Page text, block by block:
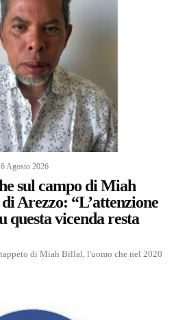
6 Agosto 2026
sul campo di Miah
Arezzo: “L’attenzione
questa vicenda resta
di Miah Billal, l'uomo che nel 2020